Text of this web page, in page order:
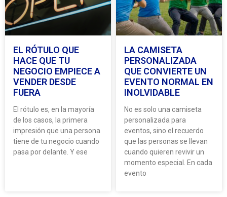
EL RÓTULO QUE
HACE QUE TU
NEGOCIO EMPIECE A
VENDER DESDE
FUERA
El rótulo es, en la mayoría
de los casos, la primera
impresión que una persona
tiene de tu negocio cuando
pasa por delante. Y ese
LA CAMISETA
PERSONALIZADA
QUE CONVIERTE UN
EVENTO NORMAL EN
INOLVIDABLE
No es solo una camiseta
personalizada para
eventos, sino el recuerdo
que las personas se llevan
cuando quieren revivir un
momento especial. En cada
evento